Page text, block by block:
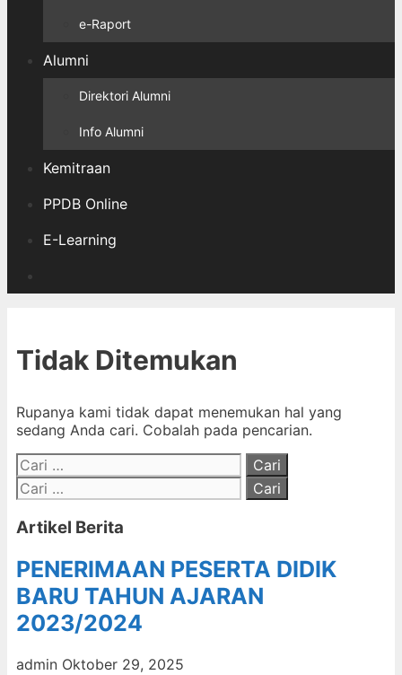
e-Raport
Alumni
Direktori Alumni
Info Alumni
Kemitraan
PPDB Online
E-Learning
Tidak Ditemukan
Rupanya kami tidak dapat menemukan hal yang
sedang Anda cari. Cobalah pada pencarian.
Cari
untuk:
Cari
untuk:
Artikel Berita
PENERIMAAN PESERTA DIDIK
BARU TAHUN AJARAN
2023/2024
admin Oktober 29, 2025